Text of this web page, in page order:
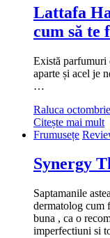
Lattafa
cum să te
Există parfumuri
aparte și acel je
…
Raluca
Citește mai mult
Frumusețe
Synergy
Saptamanile
dermatolog cum
buna , ca o
imperfectiuni si